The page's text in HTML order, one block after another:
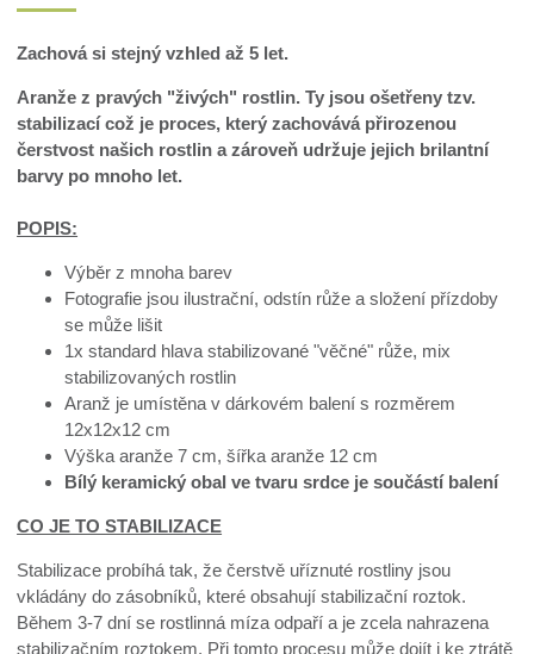
Zachová si stejný vzhled až 5 let.
Aranže z pravých "živých" rostlin. Ty jsou ošetřeny tzv.
stabilizací což je proces, který zachovává přirozenou
čerstvost našich rostlin a zároveň udržuje jejich brilantní
barvy po mnoho let.
POPIS:
Výběr z mnoha barev
Fotografie jsou ilustrační, odstín růže a složení přízdoby
se může lišit
1x standard hlava stabilizované "věčné" růže, mix
stabilizovaných rostlin
Aranž je umístěna v dárkovém balení s rozměrem
12x12x12 cm
Výška aranže 7 cm, šířka aranže 12 cm
Bílý keramický obal ve tvaru srdce je součástí balení
CO JE TO STABILIZACE
Stabilizace probíhá tak, že čerstvě uříznuté rostliny jsou
vkládány do zásobníků, které obsahují stabilizační roztok.
Během 3-7 dní se rostlinná míza odpaří a je zcela nahrazena
stabilizačním roztokem. Při tomto procesu může dojít i ke ztrátě